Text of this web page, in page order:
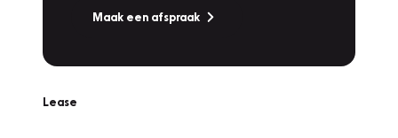
Maak een afspraak
Lease